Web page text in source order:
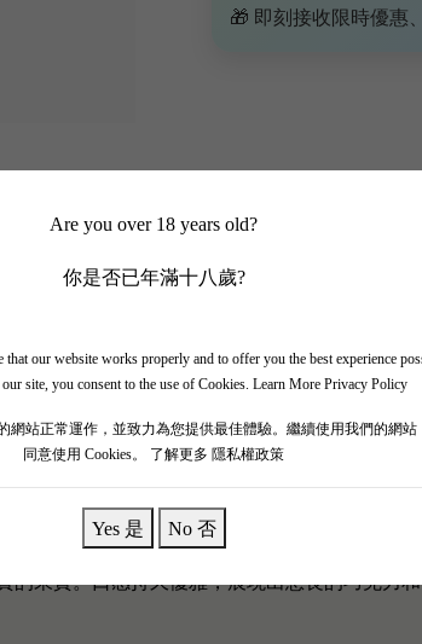
Are you over 18 years old?
你是否已年滿十八歲?
that our website works properly and to offer you the best experience
site, you consent to the use of Cookies. Learn More Privacy Policy
網站正常運作，並致力為您提供最佳體驗。繼續使用我們的網站
同意使用 Cookies。 了解更多 隱私權政策
Yes 是 No 否
🎁 即刻接收限時優惠
山坡由加龍河的礫石組成，位於礫石粘土石灰
味！Chateau Leoville Barton 2017 展現了波
美味，而鼻子還散發著新鮮的白花和豐富的
果實。口感持久優雅，展現出悠長的巧克力